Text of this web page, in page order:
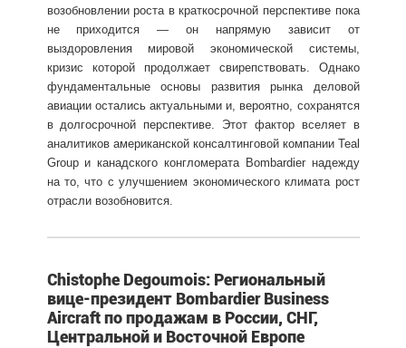
возобновлении роста в краткосрочной перспективе пока
не приходится — он напрямую зависит от
выздоровления мировой экономической системы,
кризис которой продолжает свирепствовать. Однако
фундаментальные основы развития рынка деловой
авиации остались актуальными и, вероятно, сохранятся
в долгосрочной перспективе. Этот фактор вселяет в
аналитиков американской консалтинговой компании Teal
Group и канадского конгломерата Bombardier надежду
на то, что с улучшением экономического климата рост
отрасли возобновится.
Chistophe Degoumois: Региональный
вице-президент Bombardier Business
Aircraft по продажам в России, СНГ,
Центральной и Восточной Европе